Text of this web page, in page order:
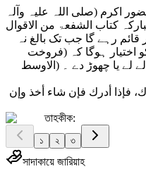
اکرم (صلی اللہ علیہ وآلہ
قائم رہے گا جب تک بالغ نہ
اختیار ہوگا کہ (فروخت
لے یا چھوڑ دے ۔ (الاوسط
فإذا أدرك فإن شاء أخذ وإن
তাহকীক:
১ ২ ৩
সাদাকায়ে জারিয়াহ